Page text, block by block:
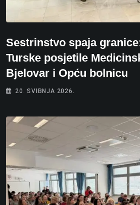
Sestrinstvo spaja
Turske posjetile
Bjelovar i Opću bolnicu
20. SVIBNJA 2026.